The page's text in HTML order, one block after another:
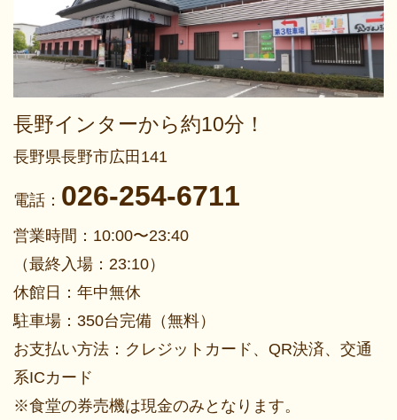
長野インターから約10分！
長野県長野市広田141
電話： 026-254-6711
営業時間：10:00〜23:40
（最終入場：23:10）
休館日：年中無休
駐車場：350台完備（無料）
お支払い方法：クレジットカード、QR決済、交通
系ICカード
※食堂の券売機は現金のみとなります。